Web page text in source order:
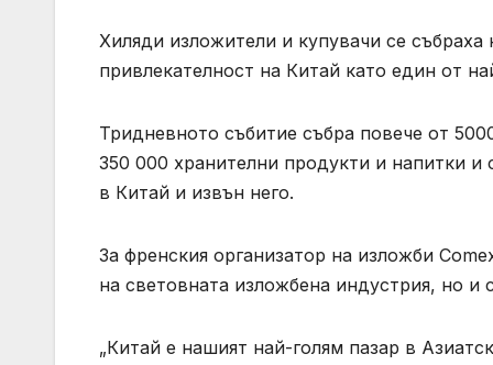
Хиляди изложители и купувачи се
привлекателност на Китай като един от
Тридневното събитие събра повече от
350 000 хранителни продукти и напитки
в Китай и извън него.
За френския организатор на изложби
на световната изложбена индустрия, но и
„Китай е нашият най-голям пазар в